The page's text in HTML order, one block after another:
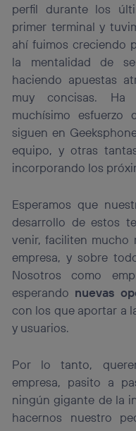
perfil durante los
primer terminal y
ahí fuimos creciendo
la mentalidad de
haciendo apuestas
muy concisas.
muchísimo esfuerzo
siguen en
equipo, y otras
incorporando los
Esperamos que
desarrollo de estos
venir, faciliten mucho
empresa, y sobre
Nosotros como
esperando nuevas
con los que aportar a
y usuarios.
Por lo tanto,
empresa, pasito a
ningún gigante de la
hacernos nuestro